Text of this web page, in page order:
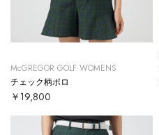
McGREGOR GOLF WOMENS
チェック柄ポロ
￥19,800